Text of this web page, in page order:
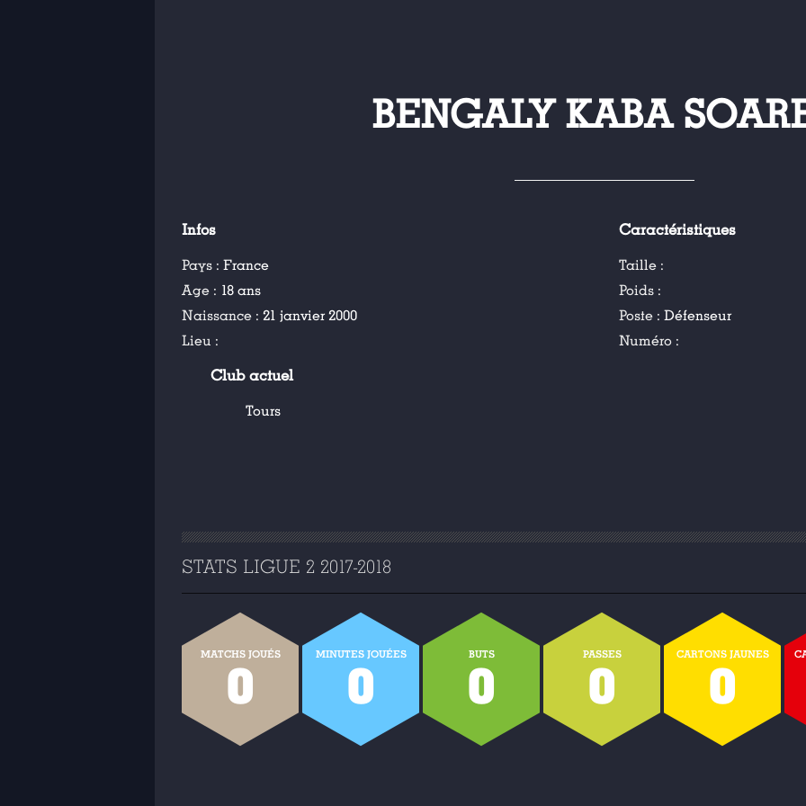
BENGALY KABA
Infos
Pays : France
Age : 18 ans
Naissance : 21 janvier 2000
Lieu :
Caractéristiques
Taille :
Poids :
Poste :Défenseur
Numéro :
Club actuel
Tours
STATS LIGUE 2 2017-2018
MATCHS JOUÉS
0
MINUTES JOUÉES
0
BUTS
0
PASSES
0
CARTONS JAUNES
0